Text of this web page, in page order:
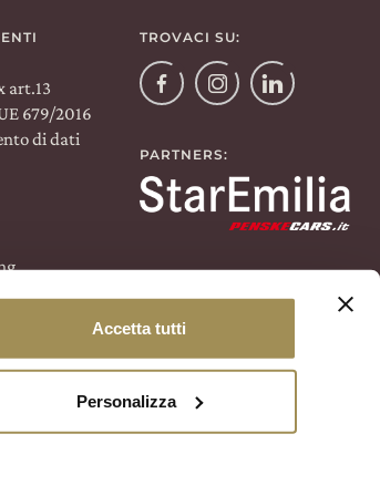
Accetta tutti
Personalizza
Club
TROVACI SU:
FacebookInstagramLinkedin
PARTNERS:
art.13
679/2016
di dati
811